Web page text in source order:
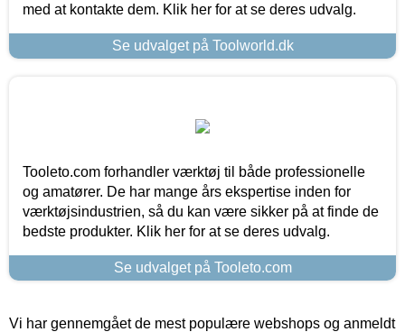
med at kontakte dem. Klik her for at se deres udvalg.
Se udvalget på Toolworld.dk
Tooleto.com forhandler værktøj til både professionelle
og amatører. De har mange års ekspertise inden for
værktøjsindustrien, så du kan være sikker på at finde de
bedste produkter. Klik her for at se deres udvalg.
Se udvalget på Tooleto.com
Vi har gennemgået de mest populære webshops og anmeldt